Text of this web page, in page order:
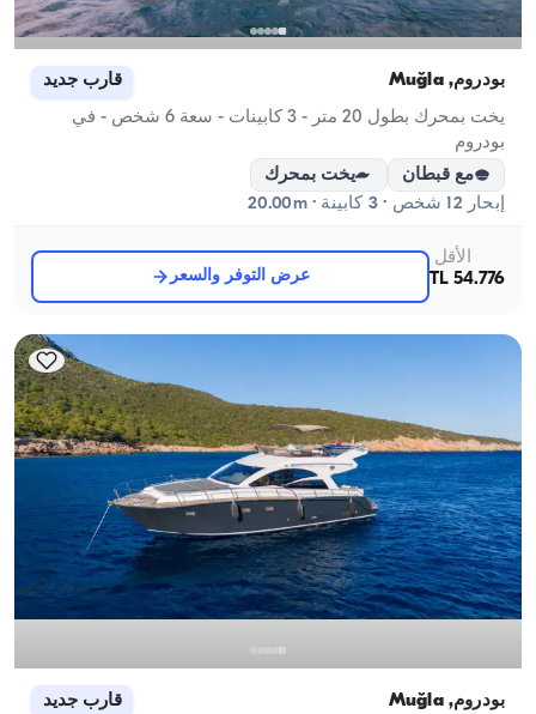
بودروم, Muğla قارب جديد
يخت بمحرك بطول 20 متر - 3 كابينات - سعة 6 شخص - في
بودروم
مع قبطان
يخت بمحرك
إبحار 12 شخص · 3 كابينة · 20.00m
الأقل
54.776 TL
عرض التوفر والسعر
بودروم, Muğla قارب جديد